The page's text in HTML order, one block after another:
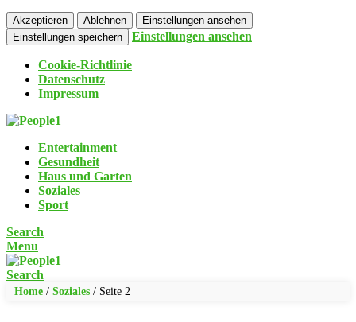
Akzeptieren Ablehnen
Einstellungen ansehen
Einstellungen speichern
Einstellungen ansehen
Cookie-Richtlinie
Datenschutz
Impressum
Entertainment
Gesundheit
Haus und Garten
Soziales
Sport
Search
Menu
Search
Home / Soziales / Seite 2